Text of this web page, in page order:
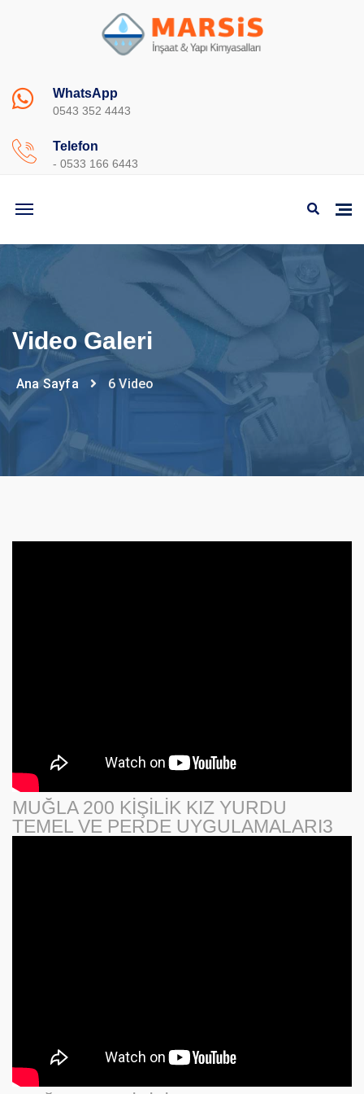
WhatsApp
0543 352 4443
Telefon
- 0533 166 6443
Video Galeri
Ana Sayfa 6 Video
MUĞLA 200 KİŞİLİK KIZ YURDU
TEMEL VE PERDE UYGULAMALARI3